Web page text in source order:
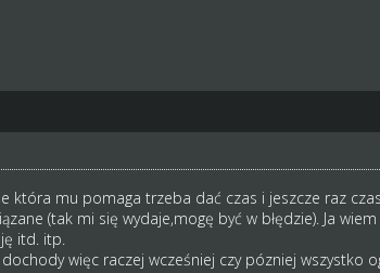
która mu pomaga trzeba dać czas i jeszcze raz
(tak mi się wydaje,mogę być w błędzie). Ja
itd. itp.
więc raczej wcześniej czy pózniej wszystko